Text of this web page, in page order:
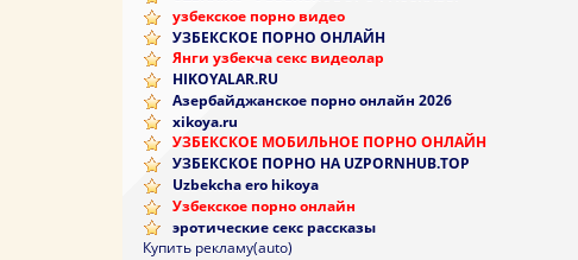
узбекское порно видео
УЗБЕКСКОЕ ПОРНО ОНЛАЙН
Янги узбекча секс видеолар
HIKOYALAR.RU
Азербайджанское порно онлайн 2026
xikoya.ru
УЗБЕКСКОЕ МОБИЛЬНОЕ ПОРНО ОНЛАЙН
УЗБЕКСКОЕ ПОРНО НА UZPORNHUB.TOP
Uzbekcha ero hikoya
Узбекское порно онлайн
эротические секс рассказы
Купить рекламу(auto)